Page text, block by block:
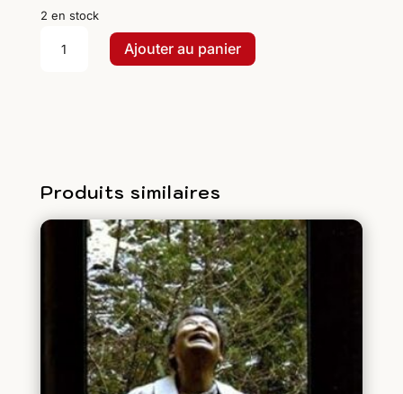
2 en stock
Ajouter au panier
Produits similaires